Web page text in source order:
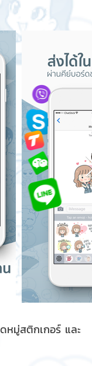
หมู่สติกเกอร์ และ